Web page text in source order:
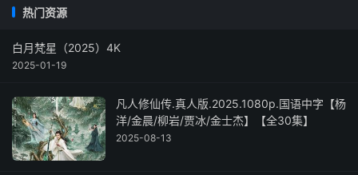
热门资源
白月梵星（2025）4K
2025-01-19
凡人修仙传.真人版.2025.1080p.国语中字【杨
洋/金晨/柳岩/贾冰/金士杰】【全30集】
2025-08-13